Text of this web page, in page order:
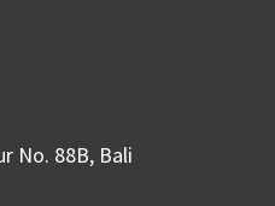
No. 88B, Bali